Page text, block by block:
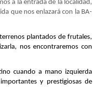
a la entrada de la localidad,
que nos enlazará con la BA-
plantados de frutales,
nos encontraremos con
cuando a mano izquierda
y prestigiosas de